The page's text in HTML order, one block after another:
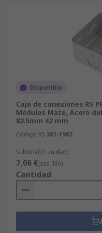
Disponible
Caja de conexiones RS
Módulos Mate, Acero
82.5mm 42 mm
Código RS 361-1962
Subtotal (1 unidad)
7,06 €(exc. IVA)
Cantidad